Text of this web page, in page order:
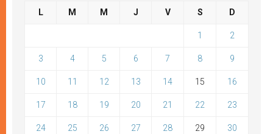
L M M J V S D
1 2
3 4 5 6 7 8 9
10 11 12 13 14 15 16
17 18 19 20 21 22 23
24 25 26 27 28 29 30